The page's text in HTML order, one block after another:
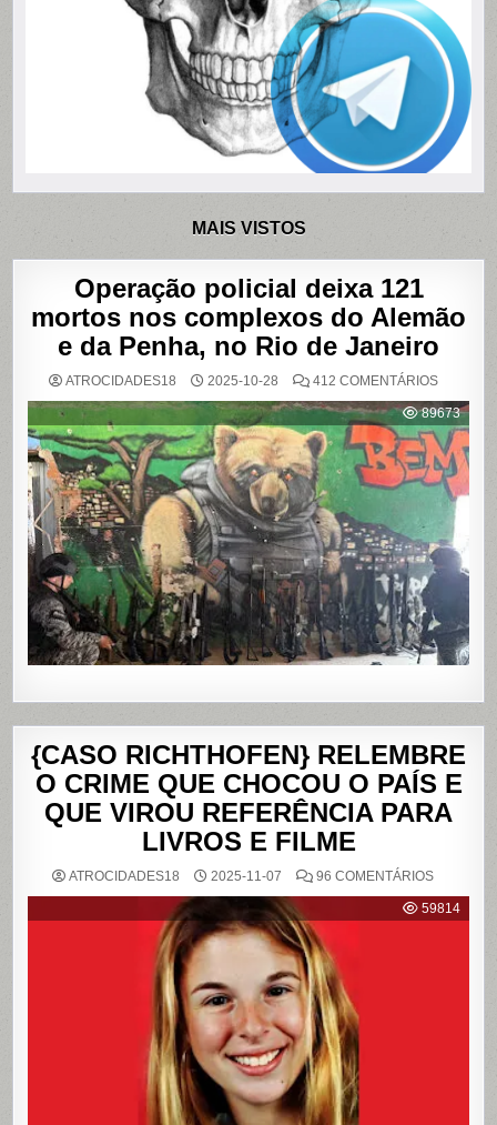
MAIS VISTOS
Operação policial deixa 121
mortos nos complexos do Alemão
e da Penha, no Rio de Janeiro
ATROCIDADES18 2025-10-28 412 COMENTÁRIOSEM
POLICIAL
DEIXA
121
MORTOS
NOS
DO
ALEMÃO
PENHA,
NO
RIO
89673
{CASO RICHTHOFEN} RELEMBRE
O CRIME QUE CHOCOU O PAÍS E
QUE VIROU REFERÊNCIA PARA
LIVROS E FILME
ATROCIDADES18 2025-11-07 96 COMENTÁRIOSEM
59814